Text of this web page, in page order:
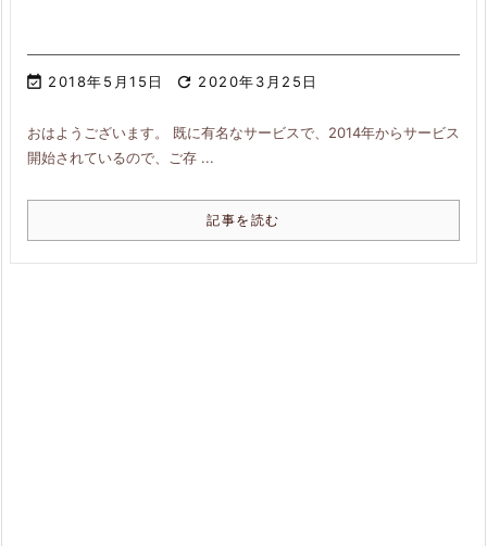
 2018年5月15日  2020年3月25日
おはようございます。 既に有名なサービスで、2014年からサービス
開始されているので、ご存 ...
記事を読む